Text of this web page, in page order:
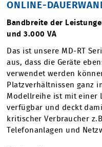
ONLINE-
Bandbreite der
und 3.000 VA
Das ist unsere MD-RT
aus, dass die Geräte
verwendet werden
Platzverhältnissen ganz
Modellreihe ist mit einer
verfügbar und deckt
kritischer Verbraucher
Telefonanlagen und